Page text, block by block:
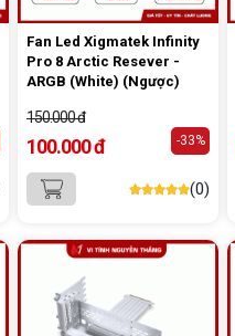
Fan Led Xigmatek Infinity
Pro 8 Arctic Resever -
ARGB (White) (Ngược)
150.000 đ
100.000 đ -33%
(0)